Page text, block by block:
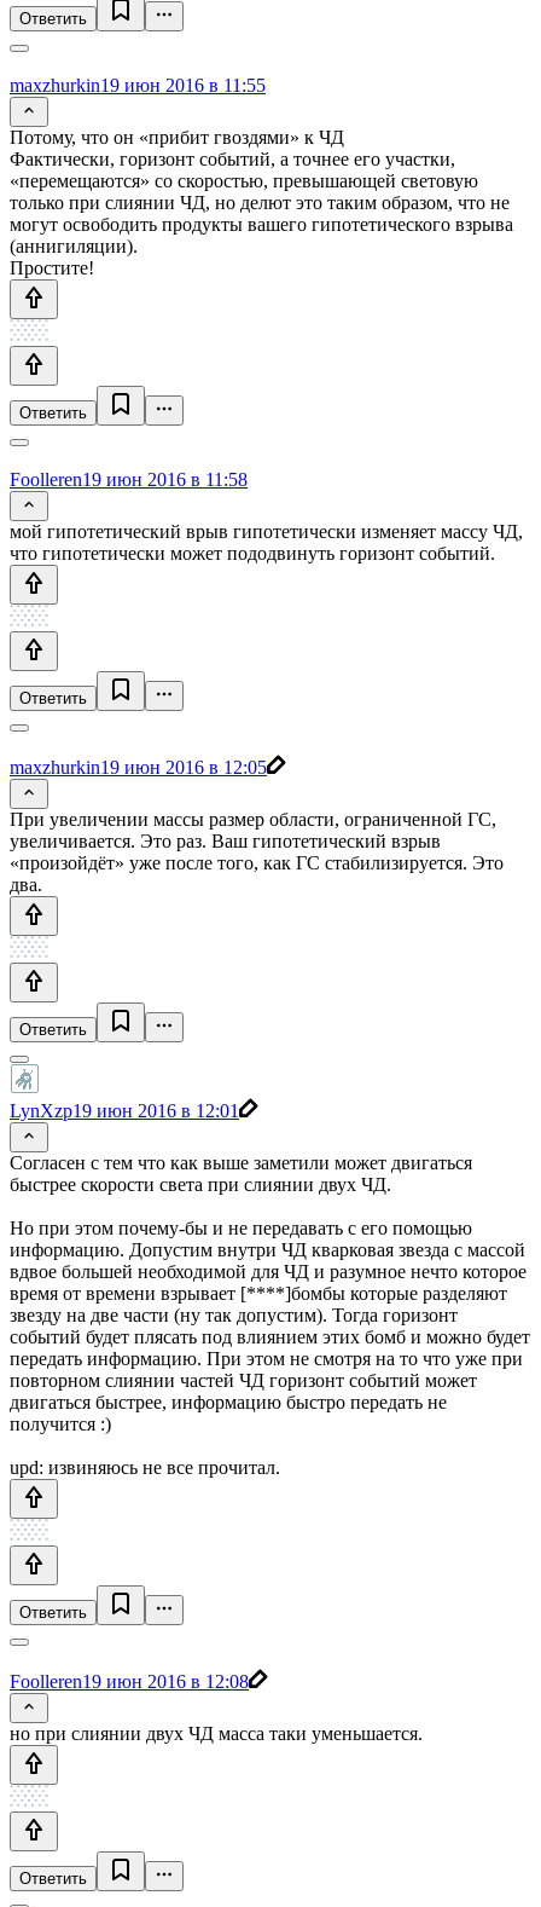
Ответить
maxzhurkin19 июн 2016 в 11:55
Потому, что он «прибит гвоздями» к ЧД
Фактически, горизонт событий, а точнее его участки,
«перемещаются» со скоростью, превышающей световую
только при слиянии ЧД, но делют это таким образом, что не
могут освободить продукты вашего гипотетического взрыва
(аннигиляции).
Простите!
Ответить
Foolleren19 июн 2016 в 11:58
мой гипотетический врыв гипотетически изменяет массу ЧД,
что гипотетически может пододвинуть горизонт событий.
Ответить
maxzhurkin19 июн 2016 в 12:05
При увеличении массы размер области, ограниченной ГС,
увеличивается. Это раз. Ваш гипотетический взрыв
«произойдёт» уже после того, как ГС стабилизируется. Это
два.
Ответить
LynXzp19 июн 2016 в 12:01
Согласен с тем что как выше заметили может двигаться
быстрее скорости света при слиянии двух ЧД.
Но при этом почему-бы и не передавать с его помощью
информацию. Допустим внутри ЧД кварковая звезда с массой
вдвое большей необходимой для ЧД и разумное нечто которое
время от времени взрывает [****]бомбы которые разделяют
звезду на две части (ну так допустим). Тогда горизонт
событий будет плясать под влиянием этих бомб и можно будет
передать информацию. При этом не смотря на то что уже при
повторном слиянии частей ЧД горизонт событий может
двигаться быстрее, информацию быстро передать не
получится :)
upd: извиняюсь не все прочитал.
Ответить
Foolleren19 июн 2016 в 12:08
но при слиянии двух ЧД масса таки уменьшается.
Ответить